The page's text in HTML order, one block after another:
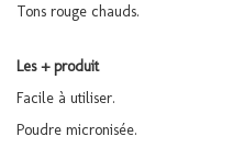
Tons rouge chauds.
Les + produit
Facile à utiliser.
Poudre micronisée.